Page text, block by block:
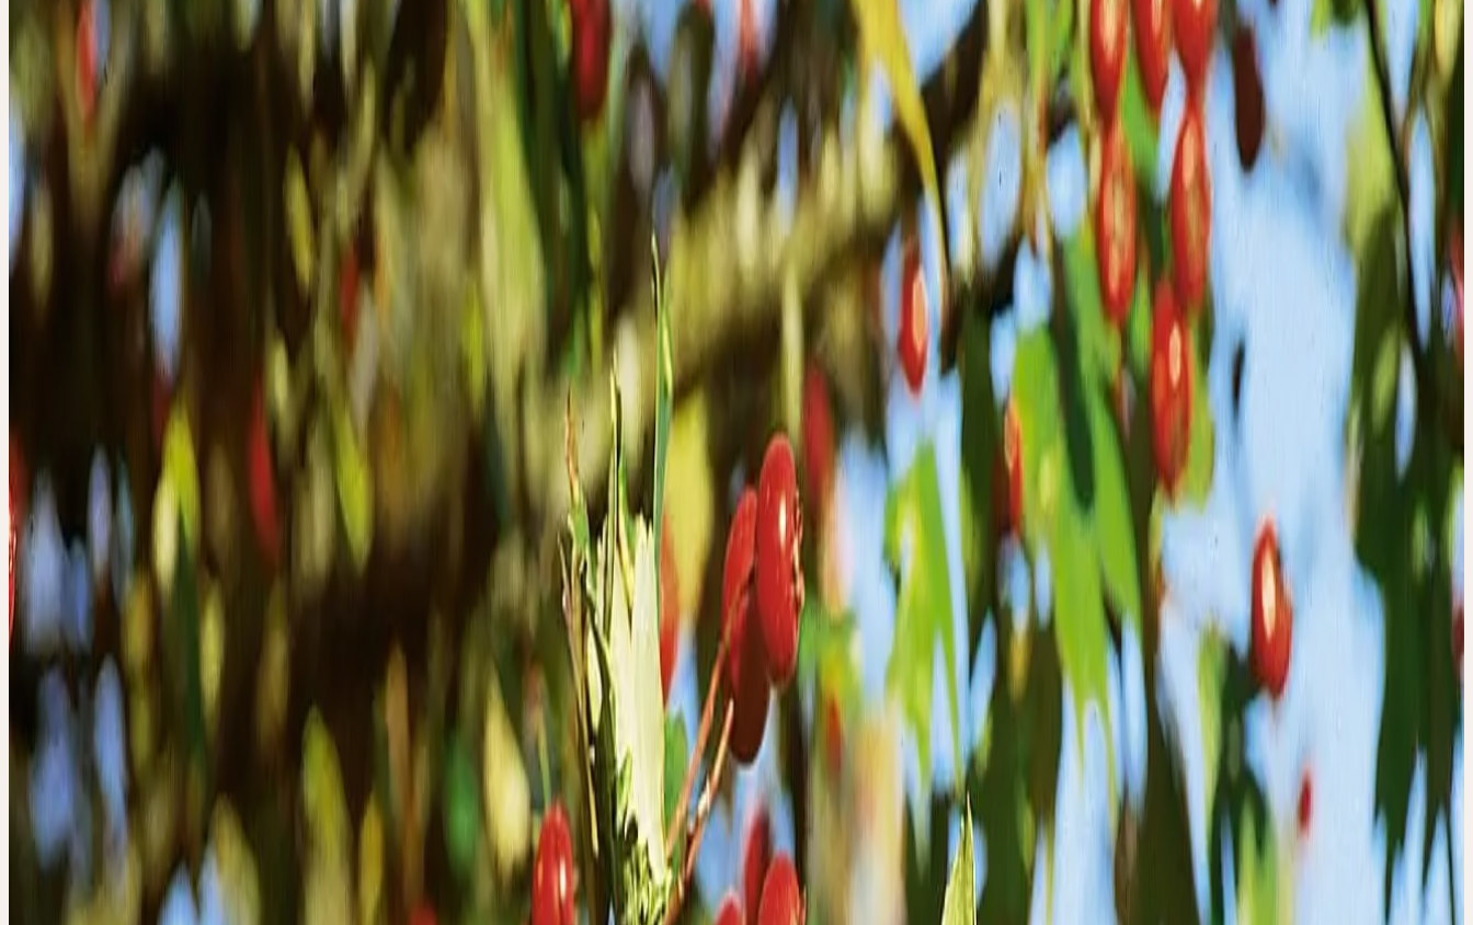
Vorfahren früh als schützende Hecke nutzten.
Beide Arten blühen explosionsartig im Mai mit weissen Blüten, die einen
unangenehmen Duft entwickeln und vor allem Fliegen und Käfer anlocken.
Nach der Bestäubung entwickeln sich rote, eiförmige Früchte. Beim
Eingriffeligen Weissdorn haben sie 6–10 mm Durchmesser und einen Steinkern;
beim Zweigriffeligen Weissdorn 8–20 mm Durchmesser und zwei bis drei
Steinkerne. Diese «Mehlfässchen» wurden in Notzeiten gegessen oder dem
Mehl zugesetzt.
WESEN DER PFLANZE
Impuls durch Stauung und Auflösung
«Das Wesen des Weissdorns manifestiert sich im
Spannungsfeld zwischen gestauter Kraft und impulsiver
Entladung. Der Weissdorn zeigt uns, dass viele
Entwicklungen im Leben nicht geradlinig verlaufen; sie
werden behindert und nehmen einen anderen als den
geplanten Weg. Die Verzögerungsmomente, die äusserlichen
Stagnationen sind Voraussetzung für das Entstehen neuer
Impulse, die unser Leben auf eine höhere Stufe führen. Erst
wenn wir den Stillstand nicht durch Willensanstrengung zu
durchbrechen versuchen, sondern die Besinnung in der Stille
annehmen, entwickeln sich im Herzen Impulse, die uns zu
einer höheren seelischen Qualität führen. Bei nachlassender
Herzleistung ist Weissdorn ein bewährtes
Langzeittherapeutikum.»